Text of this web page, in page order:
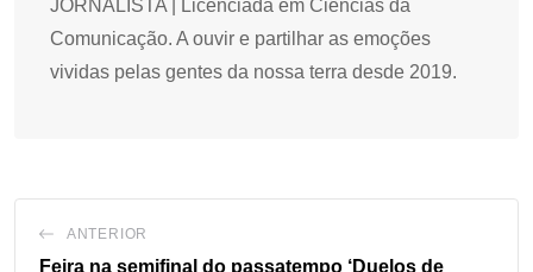
JORNALISTA | Licenciada em Ciências da
Comunicação. A ouvir e partilhar as emoções
vividas pelas gentes da nossa terra desde 2019.
ANTERIOR
Feira na semifinal do passatempo ‘Duelos de